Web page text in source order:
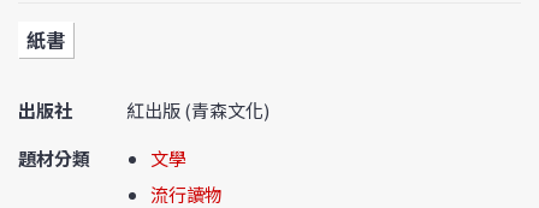
紙書
出版社
紅出版 (青森文化)
題材分類
文學
流行讀物